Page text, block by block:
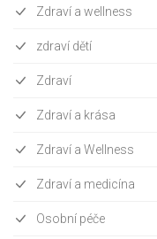
Zdraví a wellness
zdraví dětí
Zdraví
Zdraví a krása
Zdraví a Wellness
Zdraví a medicína
Osobní péče